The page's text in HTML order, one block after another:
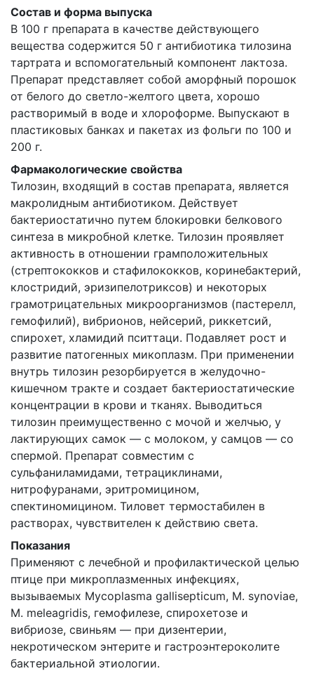
Состав и форма выпуска
В 100 г препарата в качестве действующего
вещества содержится 50 г антибиотика тилозина
тартрата и вспомогательный компонент лактоза.
Препарат представляет собой аморфный порошок
от белого до светло-желтого цвета, хорошо
растворимый в воде и хлороформе. Выпускают в
пластиковых банках и пакетах из фольги по 100 и
200 г.
Фармакологические свойства
Тилозин, входящий в состав препарата, является
макролидным антибиотиком. Действует
бактериостатично путем блокировки белкового
синтеза в микробной клетке. Тилозин проявляет
активность в отношении грамположительных
(стрептококков и стафилококков, коринебактерий,
клостридий, эризипелотриксов) и некоторых
грамотрицательных микроорганизмов (пастерелл,
гемофилий), вибрионов, нейсерий, риккетсий,
спирохет, хламидий пситтаци. Подавляет рост и
развитие патогенных микоплазм. При применении
внутрь тилозин резорбируется в желудочно-
кишечном тракте и создает бактериостатические
концентрации в крови и тканях. Выводиться
тилозин преимущественно с мочой и желчью, у
лактирующих самок — с молоком, у самцов — со
спермой. Препарат совместим с
сульфаниламидами, тетрациклинами,
нитрофуранами, эритромицином,
спектиномицином. Тиловет термостабилен в
растворах, чувствителен к действию света.
Показания
Применяют с лечебной и профилактической целью
птице при микроплазменных инфекциях,
вызываемых Mycoplasma gallisepticum, М. synoviae,
M. meleagridis, гемофилезе, спирохетозе и
вибриозе, свиньям — при дизентерии,
некротическом энтерите и гастроэнтероколите
бактериальной этиологии.